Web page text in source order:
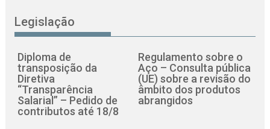
Legislação
Diploma de
transposição da
Diretiva
“Transparência
Salarial” – Pedido de
contributos até 18/8
Regulamento sobre o
Aço – Consulta pública
(UE) sobre a revisão do
âmbito dos produtos
abrangidos